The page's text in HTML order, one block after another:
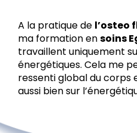
A la pratique de l’osteo
ma formation ensoins
travaillent uniquement
énergétiques. Cela me
ressenti global du corps
aussi bien sur